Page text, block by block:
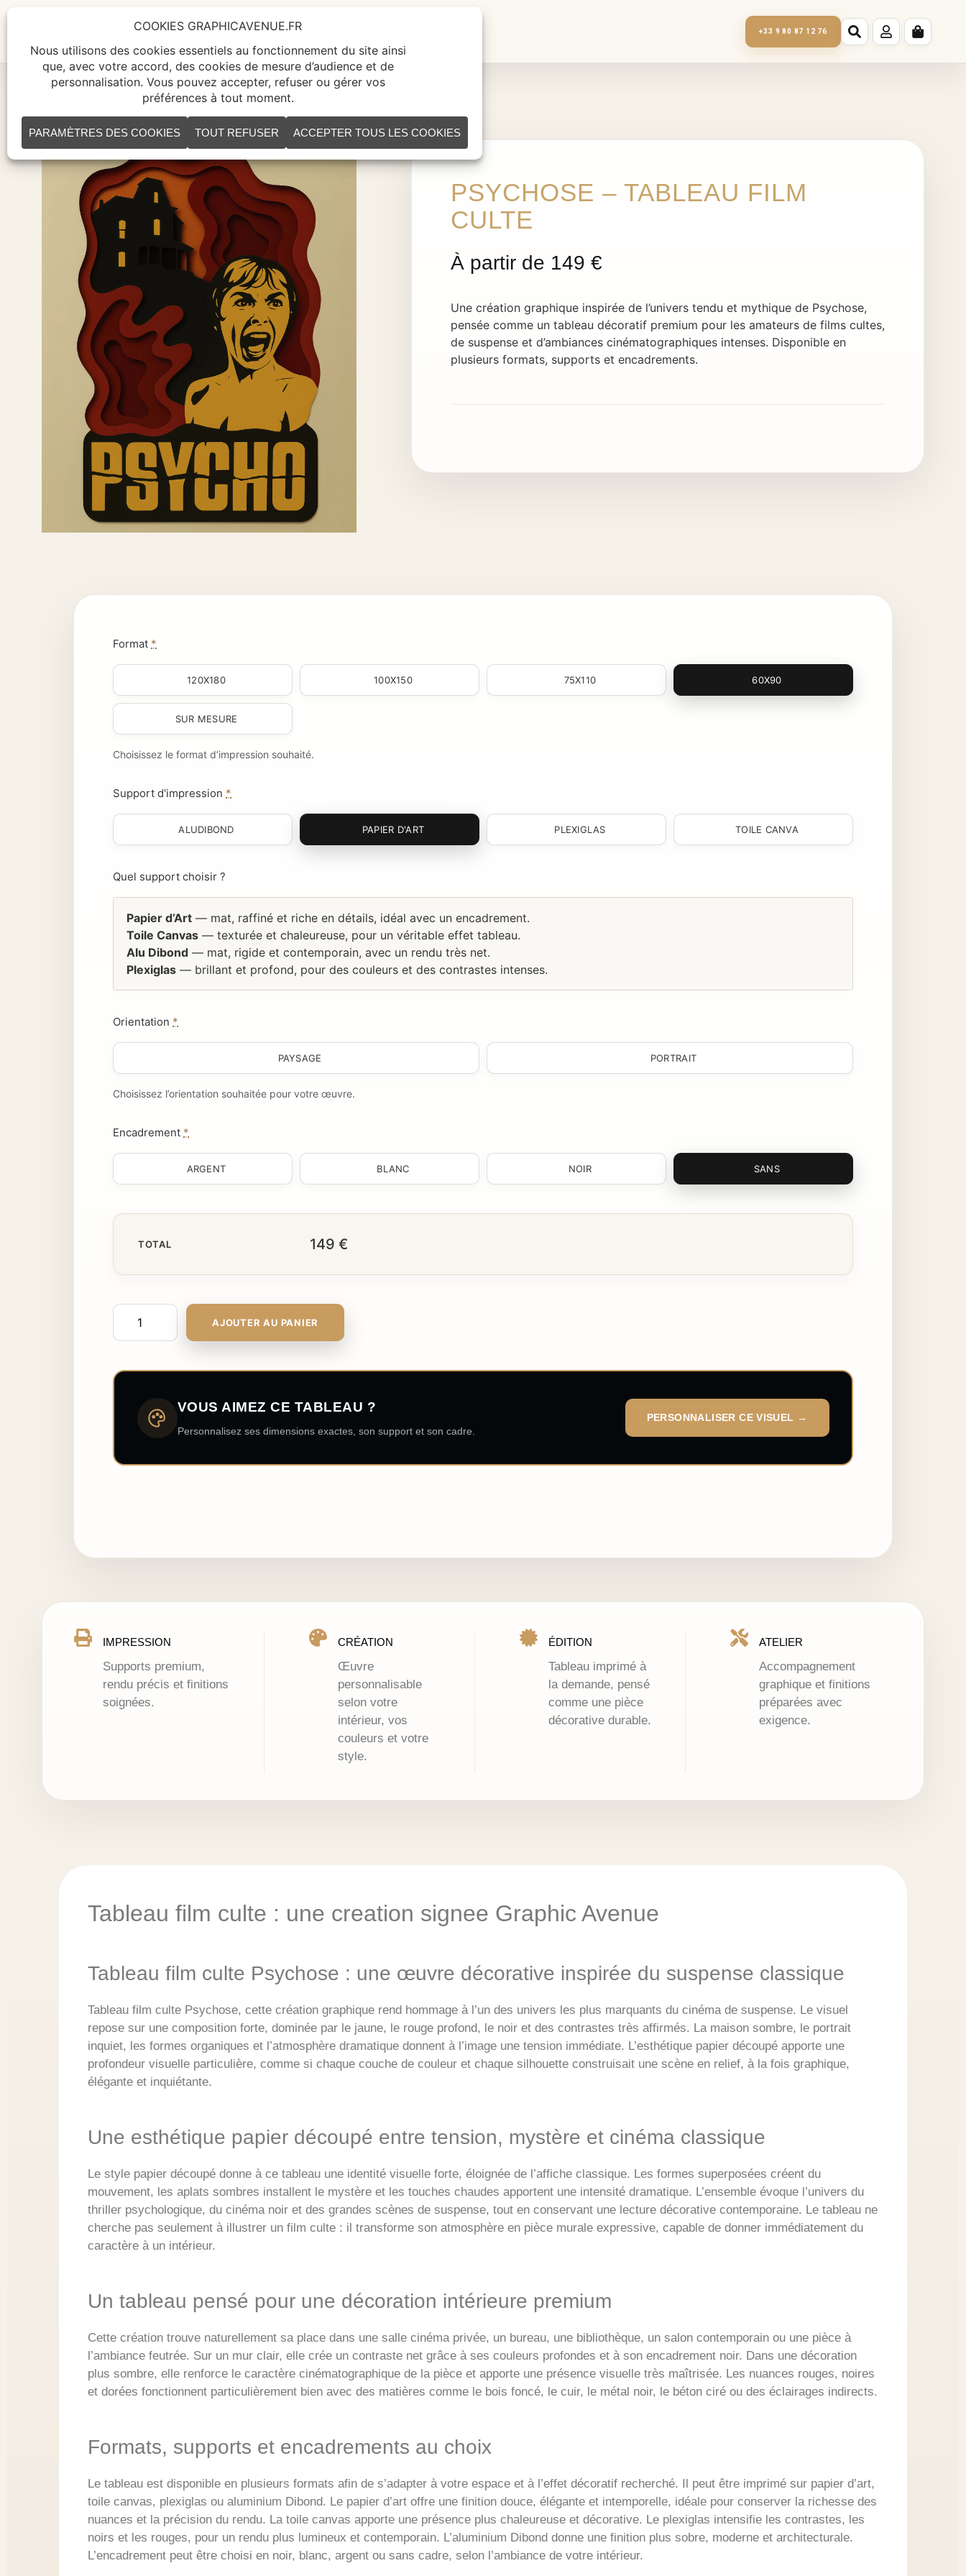
ACCUEILTABLEAUX +33 9 80 87 12 76
PSYCHOSE – TABLEAU FILM
CULTE
Une création graphique inspirée de l’univers tendu et mythique de Psychose,
pensée comme un tableau décoratif premium pour les amateurs de films cultes,
de suspense et d’ambiances cinématographiques intenses. Disponible en
plusieurs formats, supports et encadrements.
Format *
120X180 100X150 75X110 60X90
SUR MESURE
Choisissez le format d’impression souhaité.
Support d'impression *
ALUDIBOND PAPIER D'ART PLEXIGLAS TOILE CANVA
Quel support choisir ?
Papier d’Art — mat, raffiné et riche en détails, idéal avec un encadrement.
Toile Canvas — texturée et chaleureuse, pour un véritable effet tableau.
Alu Dibond — mat, rigide et contemporain, avec un rendu très net.
Plexiglas — brillant et profond, pour des couleurs et des contrastes intenses.
Orientation *
PAYSAGE PORTRAIT
Choisissez l’orientation souhaitée pour votre œuvre.
Encadrement *
ARGENT BLANC NOIR SANS
TOTAL 149 €
AJOUTER AU PANIER
VOUS AIMEZ CE TABLEAU ?
Personnalisez ses dimensions exactes, son support et son cadre.
PERSONNALISER CE VISUEL →
IMPRESSION
Supports premium,
rendu précis et finitions
soignées.
CRÉATION
Œuvre
personnalisable
selon votre
intérieur, vos
couleurs et votre
style.
ÉDITION
Tableau imprimé à
la demande, pensé
comme une pièce
décorative durable.
ATELIER
Accompagnement
graphique et finitions
préparées avec
exigence.
Tableau film culte : une creation signee Graphic Avenue
Tableau film culte Psychose : une œuvre décorative inspirée du suspense classique
Tableau film culte Psychose, cette création graphique rend hommage à l’un des univers les plus marquants du cinéma de suspense. Le visuel
repose sur une composition forte, dominée par le jaune, le rouge profond, le noir et des contrastes très affirmés. La maison sombre, le portrait
inquiet, les formes organiques et l’atmosphère dramatique donnent à l’image une tension immédiate. L’esthétique papier découpé apporte une
profondeur visuelle particulière, comme si chaque couche de couleur et chaque silhouette construisait une scène en relief, à la fois graphique,
élégante et inquiétante.
Une esthétique papier découpé entre tension, mystère et cinéma classique
Le style papier découpé donne à ce tableau une identité visuelle forte, éloignée de l’affiche classique. Les formes superposées créent du
mouvement, les aplats sombres installent le mystère et les touches chaudes apportent une intensité dramatique. L’ensemble évoque l’univers du
thriller psychologique, du cinéma noir et des grandes scènes de suspense, tout en conservant une lecture décorative contemporaine. Le tableau ne
cherche pas seulement à illustrer un film culte : il transforme son atmosphère en pièce murale expressive, capable de donner immédiatement du
caractère à un intérieur.
Un tableau pensé pour une décoration intérieure premium
Cette création trouve naturellement sa place dans une salle cinéma privée, un bureau, une bibliothèque, un salon contemporain ou une pièce à
l’ambiance feutrée. Sur un mur clair, elle crée un contraste net grâce à ses couleurs profondes et à son encadrement noir. Dans une décoration
plus sombre, elle renforce le caractère cinématographique de la pièce et apporte une présence visuelle très maîtrisée. Les nuances rouges, noires
et dorées fonctionnent particulièrement bien avec des matières comme le bois foncé, le cuir, le métal noir, le béton ciré ou des éclairages indirects.
Formats, supports et encadrements au choix
Le tableau est disponible en plusieurs formats afin de s’adapter à votre espace et à l’effet décoratif recherché. Il peut être imprimé sur papier d’art,
toile canvas, plexiglas ou aluminium Dibond. Le papier d’art offre une finition douce, élégante et intemporelle, idéale pour conserver la richesse des
nuances et la précision du rendu. La toile canvas apporte une présence plus chaleureuse et décorative. Le plexiglas intensifie les contrastes, les
noirs et les rouges, pour un rendu plus lumineux et contemporain. L’aluminium Dibond donne une finition plus sobre, moderne et architecturale.
L’encadrement peut être choisi en noir, blanc, argent ou sans cadre, selon l’ambiance de votre intérieur.